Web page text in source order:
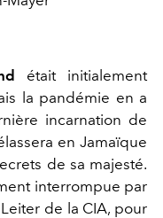
était initialement
la pandémie en a
incarnation de
en Jamaïque
de sa majesté.
interrompue par
de la CIA, pour